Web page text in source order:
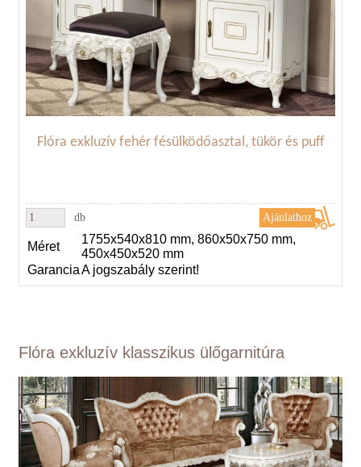
Flóra exkluzív fehér fésülködőasztal, tükör és puff
db
Méret
1755x540x810 mm, 860x50x750 mm,
450x450x520 mm
GaranciaA jogszabály szerint!
Flóra exkluzív klasszikus ülőgarnitúra